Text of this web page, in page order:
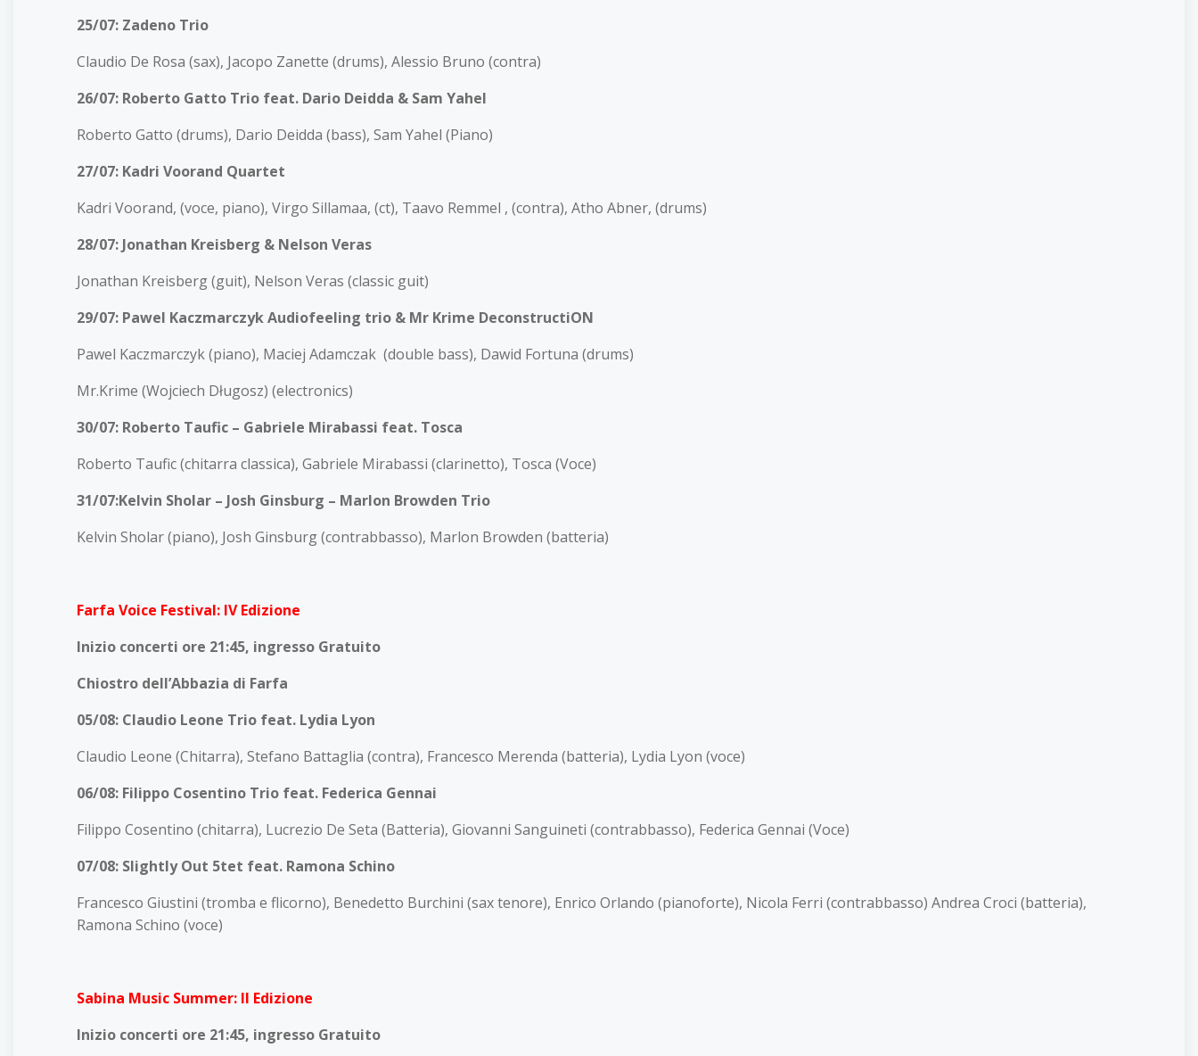
25/07: Zadeno Trio
Claudio De Rosa (sax), Jacopo Zanette (drums), Alessio Bruno (contra)
26/07: Roberto Gatto Trio feat. Dario Deidda & Sam Yahel
Roberto Gatto (drums), Dario Deidda (bass), Sam Yahel (Piano)
27/07: Kadri Voorand Quartet
Kadri Voorand, (voce, piano), Virgo Sillamaa, (ct), Taavo Remmel , (contra), Atho Abner, (drums)
28/07: Jonathan Kreisberg & Nelson Veras
Jonathan Kreisberg (guit), Nelson Veras (classic guit)
29/07: Pawel Kaczmarczyk Audiofeeling trio & Mr Krime DeconstructiON
Pawel Kaczmarczyk (piano), Maciej Adamczak (double bass), Dawid Fortuna (drums)
Mr.Krime (Wojciech Długosz) (electronics)
30/07: Roberto Taufic – Gabriele Mirabassi feat. Tosca
Roberto Taufic (chitarra classica), Gabriele Mirabassi (clarinetto), Tosca (Voce)
31/07:Kelvin Sholar – Josh Ginsburg – Marlon Browden Trio
Kelvin Sholar (piano), Josh Ginsburg (contrabbasso), Marlon Browden (batteria)
Farfa Voice Festival: IV Edizione
Inizio concerti ore 21:45, ingresso Gratuito
Chiostro dell’Abbazia di Farfa
05/08: Claudio Leone Trio feat. Lydia Lyon
Claudio Leone (Chitarra), Stefano Battaglia (contra), Francesco Merenda (batteria), Lydia Lyon (voce)
06/08: Filippo Cosentino Trio feat. Federica Gennai
Filippo Cosentino (chitarra), Lucrezio De Seta (Batteria), Giovanni Sanguineti (contrabbasso), Federica Gennai (Voce)
07/08: Slightly Out 5tet feat. Ramona Schino
Francesco Giustini (tromba e flicorno), Benedetto Burchini (sax tenore), Enrico Orlando (pianoforte), Nicola Ferri (contrabbasso) Andrea Croci (batteria),
Ramona Schino (voce)
Sabina Music Summer: II Edizione
Inizio concerti ore 21:45, ingresso Gratuito